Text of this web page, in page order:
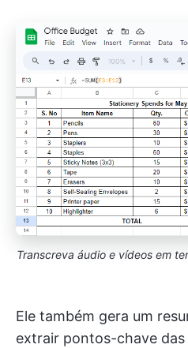
Transcreva áudio e vídeos em
Ele também gera um
extrair pontos-chave